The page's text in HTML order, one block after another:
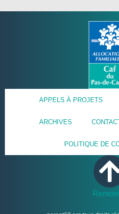
APPELS À PROJETS
ARCHIVES
POLITIQUE DE